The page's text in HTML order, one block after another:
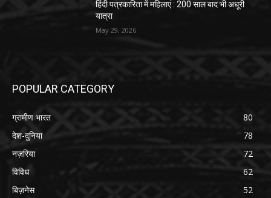
हिंदी पत्रकारिता में महिलाएं : 200 साल बाद भी अधूरी
यात्रा
May 29, 2026
POPULAR CATEGORY
ग्रामीण भारत
80
देश-दुनिया
78
नज़रिया
72
विविध
62
बिज़नेस
52